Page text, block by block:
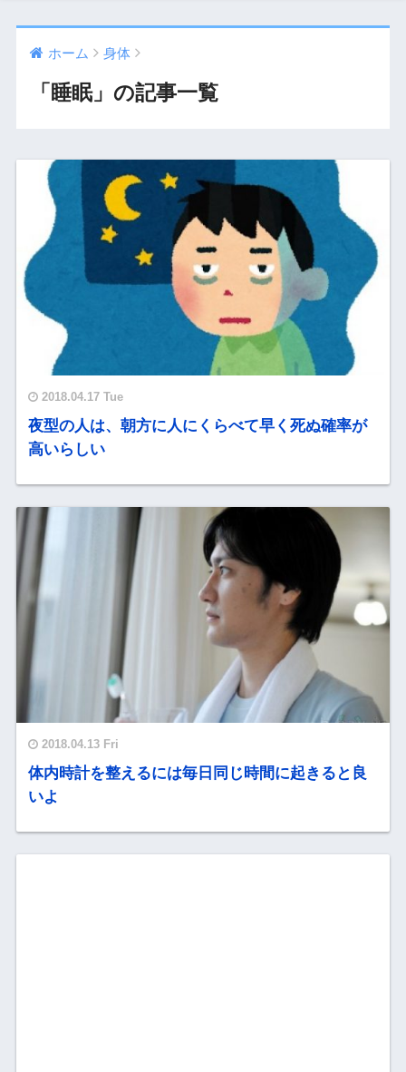
ホーム 身体
「睡眠」の記事一覧
2018.04.17 Tue
夜型の人は、朝方に人にくらべて早く死ぬ確率が
高いらしい
2018.04.13 Fri
体内時計を整えるには毎日同じ時間に起きると良
いよ